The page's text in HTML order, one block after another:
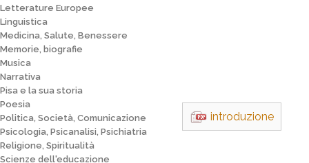
Letterature Europee
Linguistica
Medicina, Salute, Benessere
Memorie, biografie
Musica
Narrativa
Pisa e la sua storia
Poesia
Politica, Società, Comunicazione
Psicologia, Psicanalisi, Psichiatria
Religione, Spiritualità
Scienze dell'educazione
introduzione